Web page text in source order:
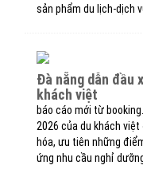
sản phẩm du lịch-dịch
đà nẵng dẫn đầu xu hướng du lịch hè của du
khách việt
báo cáo mới từ
2026 của du khách
hóa, ưu tiên những
ứng nhu cầu nghỉ